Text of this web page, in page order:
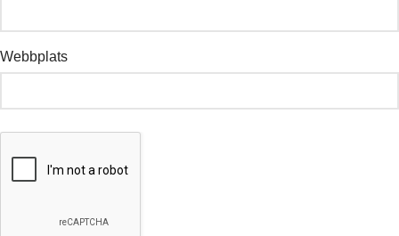
Webbplats